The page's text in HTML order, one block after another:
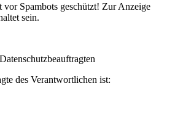
Spambots geschützt! Zur Anzeige
sein.
des Verantwortlichen ist: